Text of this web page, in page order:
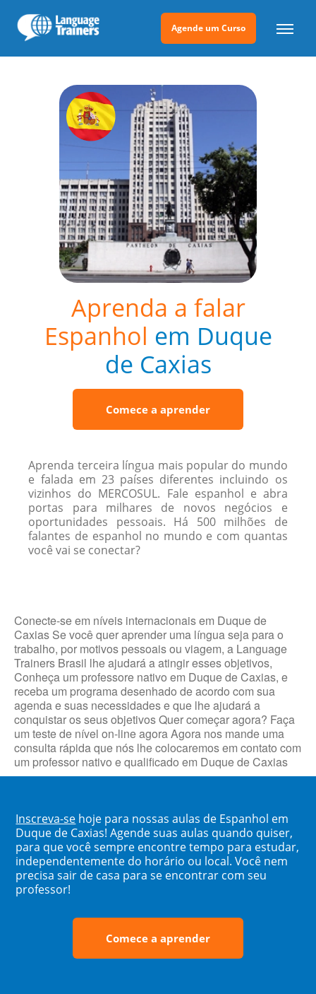
Agende um Curso
Aprenda a falar
Espanhol em Duque
de Caxias
Comece a aprender
Aprenda terceira língua mais popular do mundo
e falada em 23 países diferentes incluindo os
vizinhos do MERCOSUL. Fale espanhol e abra
portas para milhares de novos negócios e
oportunidades pessoais. Há 500 milhões de
falantes de espanhol no mundo e com quantas
você vai se conectar?
Conecte-se em níveis internacionais em Duque de
Caxias Se você quer aprender uma língua seja para o
trabalho, por motivos pessoais ou viagem, a Language
Trainers Brasil lhe ajudará a atingir esses objetivos,
Conheça um professore nativo em Duque de Caxias, e
receba um programa desenhado de acordo com sua
agenda e suas necessidades e que lhe ajudará a
conquistar os seus objetivos Quer começar agora? Faça
um teste de nível on-line agora Agora nos mande uma
consulta rápida que nós lhe colocaremos em contato com
um professor nativo e qualificado em Duque de Caxias
Inscreva-se hoje para nossas aulas de Espanhol em
Duque de Caxias! Agende suas aulas quando quiser,
para que você sempre encontre tempo para estudar,
independentemente do horário ou local. Você nem
precisa sair de casa para se encontrar com seu
professor!
Comece a aprender